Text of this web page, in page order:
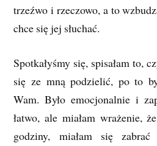
trzeźwo i rzeczowo, a to
chce się jej słuchać.
Spotkałyśmy się, spisałam to,
się ze mną podzielić, po to
Wam. Było emocjonalnie i
łatwo, ale miałam wrażenie,
godziny, miałam się